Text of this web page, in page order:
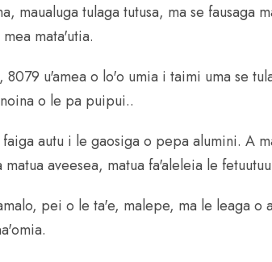
maualuga tulaga tutusa, ma se fausaga
mata'utia.
u'amea o lo'o umia i taimi uma se
o le pa puipui..
autu i le gaosiga o pepa alumini. A
aveesea, matua fa'aleleia le
pei o le ta'e, malepe, ma le leaga o